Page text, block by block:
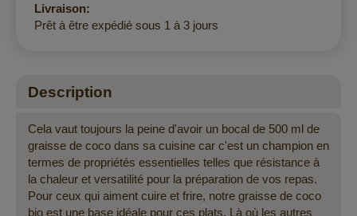
Livraison:
Prêt à être expédié sous 1 à 3 jours
Description
Cela vaut toujours la peine d'avoir un bocal de 500 ml de
graisse de coco dans sa cuisine car c'est un champion en
termes de propriétés essentielles telles que résistance à
la chaleur et versatilité pour la préparation de vos repas.
Pour ceux qui aiment cuire et frire, notre graisse de coco
bio est une base idéale pour ces plats. Là où les autres